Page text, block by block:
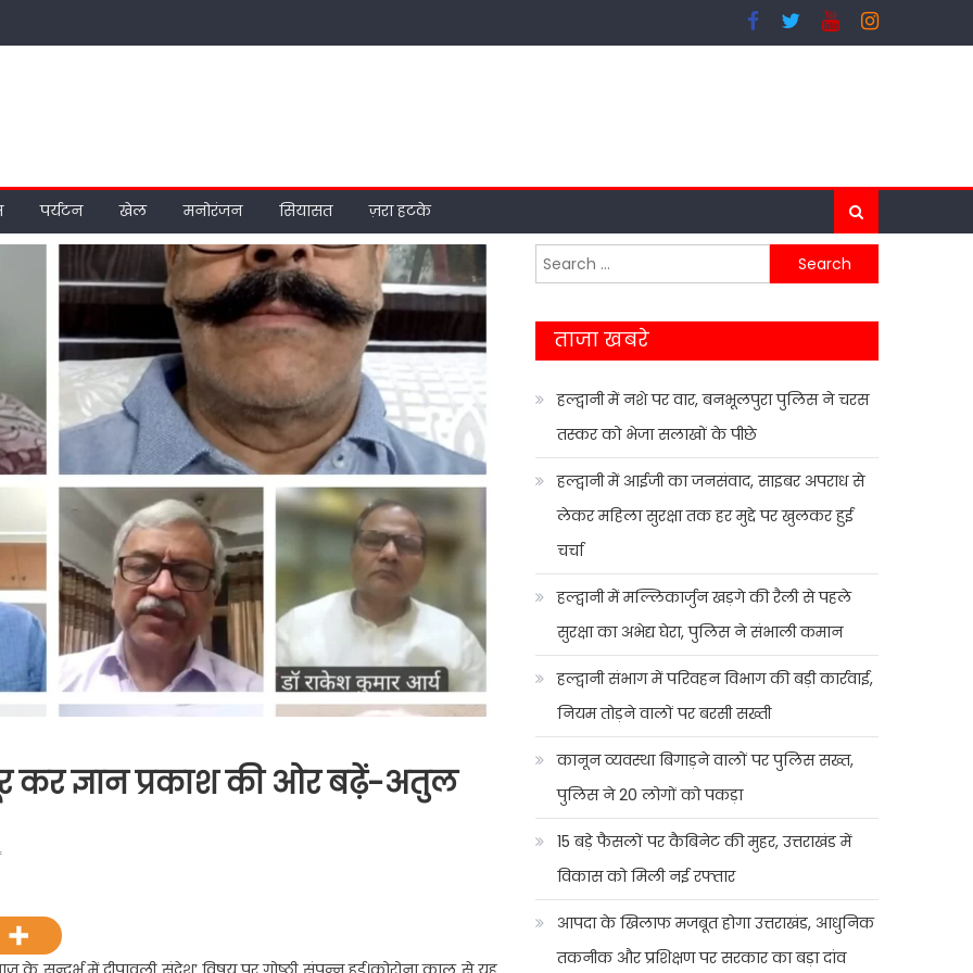
पर्यटन खेल मनोरंजन सियासत ज़रा हटके
कर ज्ञान प्रकाश की ओर बढ़ें-अतुल
on
अज्ञानंधकार
को
Search
for:
ताजा खबरे
हल्द्वानी में नशे पर वार, बनभूलपुरा पुलिस ने चरस
तस्कर को भेजा सलाखों के पीछे
हल्द्वानी में आईजी का जनसंवाद, साइबर अपराध से
लेकर महिला सुरक्षा तक हर मुद्दे पर खुलकर हुई
चर्चा
हल्द्वानी में मल्लिकार्जुन खड़गे की रैली से पहले
सुरक्षा का अभेद्य घेरा, पुलिस ने संभाली कमान
हल्द्वानी संभाग में परिवहन विभाग की बड़ी कार्रवाई,
नियम तोड़ने वालों पर बरसी सख्ती
कानून व्यवस्था बिगाड़ने वालों पर पुलिस सख्त,
पुलिस ने 20 लोगों को पकड़ा
15 बड़े फैसलों पर कैबिनेट की मुहर, उत्तराखंड में
विकास को मिली नई रफ्तार
आपदा के खिलाफ मजबूत होगा उत्तराखंड, आधुनिक
तकनीक और प्रशिक्षण पर सरकार का बड़ा दांव